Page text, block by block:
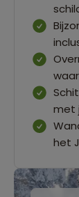
met
het